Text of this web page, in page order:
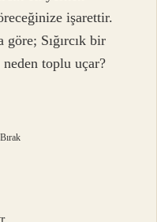
işarettir.
Sığırcık bir
neden toplu uçar?